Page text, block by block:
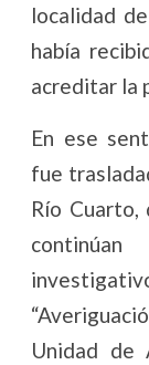
localidad
había
acreditar la
En ese
fue
Río Cuarto,
Unidad de